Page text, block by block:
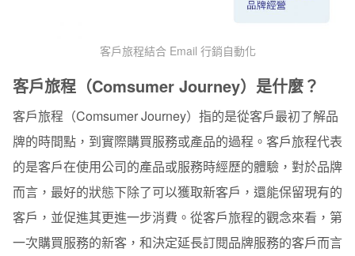
客戶旅程結合 Email 行銷自動化
客戶旅程（Comsumer Journey）是什麼？
客戶旅程（Comsumer Journey）指的是從客戶最初了解品
牌的時間點，到實際購買服務或產品的過程。客戶旅程代表
的是客戶在使用公司的產品或服務時經歷的體驗，對於品牌
而言，最好的狀態下除了可以獲取新客戶，還能保留現有的
客戶，並促進其更進一步消費。從客戶旅程的觀念來看，第
一次購買服務的新客，和決定延長訂閱品牌服務的客戶而言